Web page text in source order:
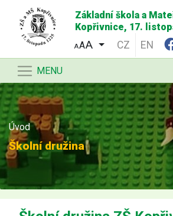
Základní škola a
Kopřivnice, 17.
AA CZ EN
MENU
Úvod
Školní družina